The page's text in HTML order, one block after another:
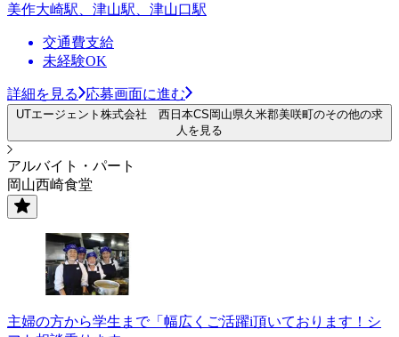
美作大崎駅、津山駅、津山口駅
交通費支給
未経験OK
詳細を見る 応募画面に進む
UTエージェント株式会社 西日本CS岡山県久米郡美咲町のその他の求
人を見る
アルバイト・パート
岡山西崎食堂
主婦の方から学生まで「幅広くご活躍i頂いております！シ